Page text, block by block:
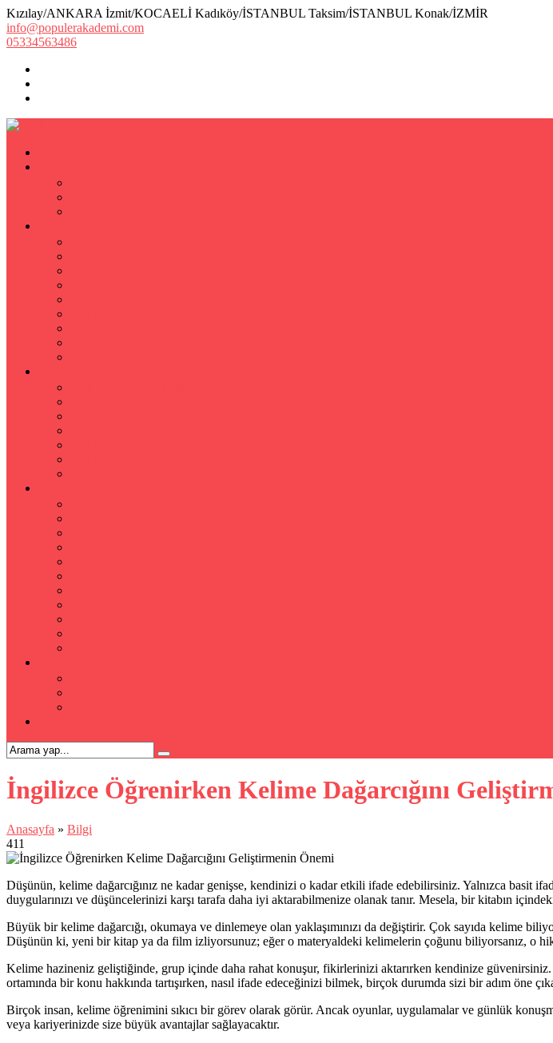
Kızılay/ANKARA İzmit/KOCAELİ Kadıköy/İSTANBUL Taksim/İSTANBUL Konak/İZMİR
info@populerakademi.com
05334563486
İngilizce Öğrenirken Kelime Dağarcığını
Anasayfa » Bilgi
411
Düşünün, kelime dağarcığınız ne kadar genişse, kendinizi o kadar etkili ifade edebilirsiniz. Yalnızca basit
duygularınızı ve düşüncelerinizi karşı tarafa daha iyi aktarabilmenize olanak tanır. Mesela, bir kitabın
Büyük bir kelime dağarcığı, okumaya ve dinlemeye olan yaklaşımınızı da değiştirir. Çok sayıda kelime
Düşünün ki, yeni bir kitap ya da film izliyorsunuz; eğer o materyaldeki kelimelerin çoğunu biliyorsanız, o
Kelime hazineniz geliştiğinde, grup içinde daha rahat konuşur, fikirlerinizi aktarırken kendinize
ortamında bir konu hakkında tartışırken, nasıl ifade edeceğinizi bilmek, birçok durumda sizi bir adım öne
Birçok insan, kelime öğrenimini sıkıcı bir görev olarak görür. Ancak oyunlar, uygulamalar ve günlük
veya kariyerinizde size büyük avantajlar sağlayacaktır.